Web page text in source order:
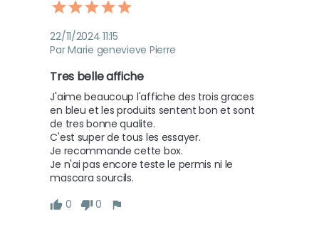
22/11/2024 11:15
Par Marie genevieve Pierre
Tres belle affiche
J'aime beaucoup l'affiche des trois graces
en bleu et les produits sentent bon et sont
de tres bonne qualite.
C'est super de tous les essayer.
Je recommande cette box.
Je n'ai pas encore teste le permis ni le
0
0